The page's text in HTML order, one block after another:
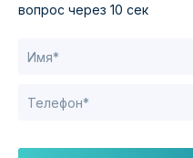
вопрос через 10 сек